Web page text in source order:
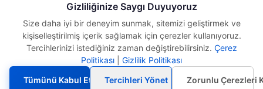
Kısmi Süreli ve Tam Süreli İş Sözleşmeleri
05:51
Çağrı Üzerine Çalışma ve Uzaktan Çalışma
06:58
İşveren Vekili Kimdir?
Kime denir?
Gizliliğinize Saygı Duyuyoruz
Size daha iyi bir deneyim sunmak, sitemizi geliştirmek ve
kişiselleştirilmiş içerik sağlamak için çerezler kullanıyoruz.
Tercihlerinizi istediğiniz zaman değiştirebilirsiniz. Çerez
Politikası
Gizlilik Politikası
Tümünü Kabul Et
Tercihleri Yönet Zorunlu Çerezleri